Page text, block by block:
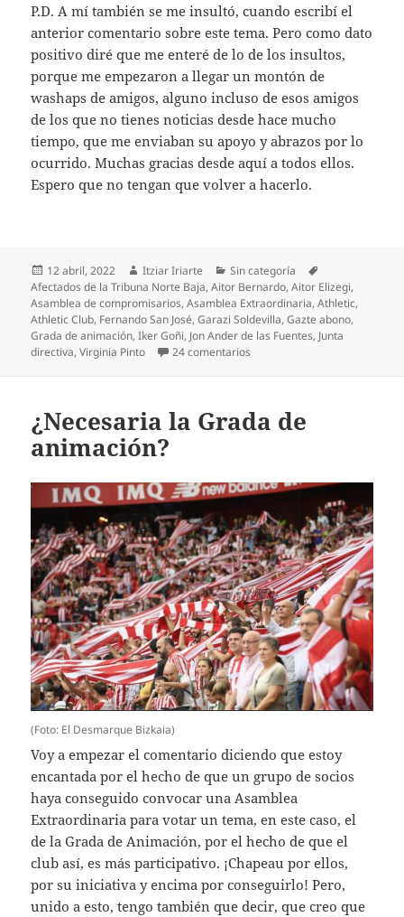
P.D. A mí también se me insultó, cuando escribí el
anterior comentario sobre este tema. Pero como dato
positivo diré que me enteré de lo de los insultos,
porque me empezaron a llegar un montón de
washaps de amigos, alguno incluso de esos amigos
de los que no tienes noticias desde hace mucho
tiempo, que me enviaban su apoyo y abrazos por lo
ocurrido. Muchas gracias desde aquí a todos ellos.
Espero que no tengan que volver a hacerlo.
Publicado
el
12 abril, 2022 Autor
Itziar Iriarte Categorías
Sin categoría
Afectados de la Tribuna Norte Baja,Aitor Bernardo,Aitor Elizegi,
Asamblea de compromisarios,Asamblea Extraordinaria,Athletic,
Athletic Club, Fernando San José,Garazi Soldevilla,Gazte abono,
Grada de animación,Iker Goñi, Jon Ander de las Fuentes, Junta
directiva,Virginia Pinto 24 comentarios
¿Necesaria la Grada de
animación?
(Foto: El Desmarque Bizkaia)
Voy a empezar el comentario diciendo que estoy
encantada por el hecho de que un grupo de socios
haya conseguido convocar una Asamblea
Extraordinaria para votar un tema, en este caso, el
de la Grada de Animación, por el hecho de que el
club así, es más participativo. ¡Chapeau por ellos,
por su iniciativa y encima por conseguirlo! Pero,
unido a esto, tengo también que decir, que creo que